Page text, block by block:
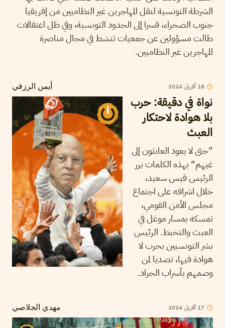
الشرطة التونسية لنقل المهاجرين غير النظاميين من إفريقيا
جنوب الصحراء، قسرا إلى الحدود التونسية، وفي ظل اعتقالات
طالت مسؤولين عن جمعيات تنشط في مجال مناصرة
المهاجرين غير النظاميين.
أيمن الرزقي 18 أفريل2024
نواة في دقيقة: حرب
بلا هوادة لاحتكار
العبث
”حتى لا يعود العابثون إلى
غيهم“ بهذه الكلمات برر
الرئيس قيس سعيد،
خلال اشرافه على اجتماع
مجلس الأمن القومي،
تمسكه بمسار موغل في
العبث والتخبط. الرئيس
بشر التونسيين بحرب لا
هوادة فيها، تصديا لمن
وصمهم بأسراب الجراد.
مهدي الجلاصي 17 أفريل2024